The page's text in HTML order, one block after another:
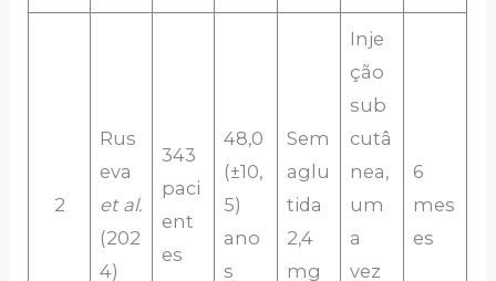
2
Rus
eva
et al.
(202
4)
343
paci
ent
es
48,0
(±10,
5)
ano
s
Sem
aglu
tida
2,4
mg
Inje
ção
sub
cutâ
nea,
um
a
vez
6
mes
es